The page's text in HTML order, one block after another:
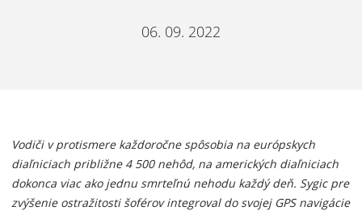
06. 09. 2022
Vodiči v protismere každoročne spôsobia na európskych
diaľniciach približne 4 500 nehôd, na amerických diaľniciach
dokonca viac ako jednu smrteľnú nehodu každý deň. Sygic pre
zvýšenie ostražitosti šoférov integroval do svojej GPS navigácie